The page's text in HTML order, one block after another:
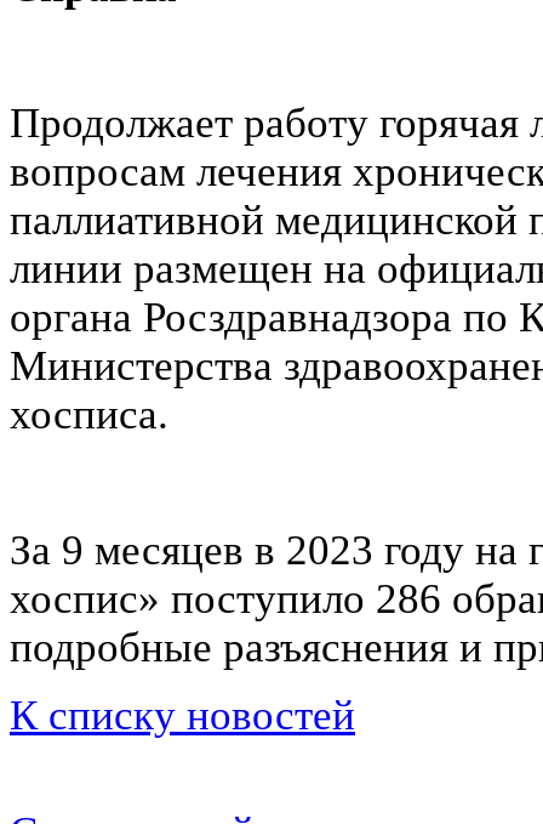
Продолжает работу
вопросам лечения
паллиативной
линии размещен на
органа Росздравнадзора по
Министерства
хосписа.
За 9 месяцев в 2023 году
хоспис» поступило 286
подробные разъяснения и
К списку новостей